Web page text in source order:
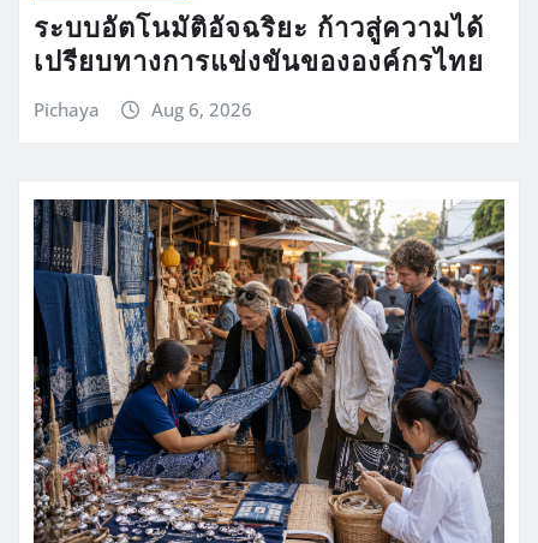
ระบบอัตโนมัติอัจฉริยะ ก้าวสู่ความได้
เปรียบทางการแข่งขันขององค์กรไทย
Pichaya Aug 6, 2026